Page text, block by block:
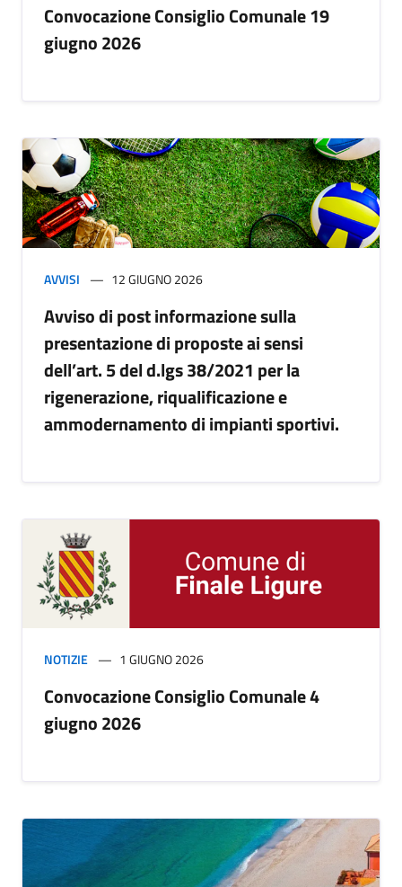
Convocazione Consiglio Comunale 19
giugno 2026
AVVISI 12 GIUGNO 2026
Avviso di post informazione sulla
presentazione di proposte ai sensi
dell’art. 5 del d.lgs 38/2021 per la
rigenerazione, riqualificazione e
ammodernamento di impianti sportivi.
NOTIZIE 1 GIUGNO 2026
Convocazione Consiglio Comunale 4
giugno 2026